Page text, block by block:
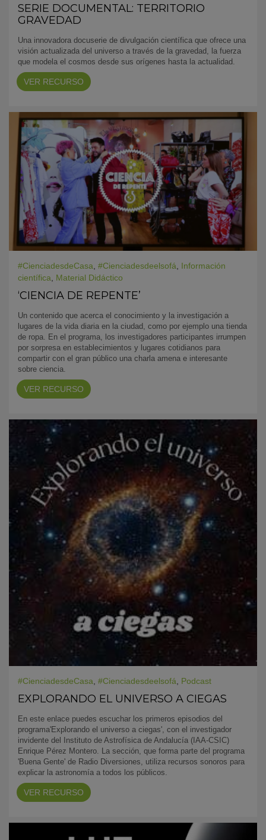
SERIE DOCUMENTAL: TERRITORIO
GRAVEDAD
Una innovadora docuserie de divulgación científica que ofrece una
visión actualizada del universo a través de la gravedad, la fuerza
que modela el cosmos desde sus orígenes hasta la actualidad.
VER RECURSO
#CienciadesdeCasa #Cienciadesdeelsofá
Información
científica
Material Didáctico
‘CIENCIA DE REPENTE’
Un contenido que acerca el conocimiento y la investigación a
lugares de la vida diaria en la ciudad, como por ejemplo una tienda
de ropa. En el programa, los investigadores participantes irrumpen
por sorpresa en establecimientos y lugares cotidianos para
compartir con el gran público una charla amena e interesante
sobre ciencia.
VER RECURSO
#CienciadesdeCasa, #Cienciadesdeelsofá, Podcast
EXPLORANDO EL UNIVERSO A CIEGAS
En este enlace puedes escuchar los primeros episodios del
programa'Explorando el universo a ciegas', con el investigador
invidente del Instituto de Astrofísica de Andalucía (IAA-CSIC)
Enrique Pérez Montero. La sección, que forma parte del programa
'Buena Gente' de Radio Diversiones, utiliza recursos sonoros para
explicar la astronomía a todos los públicos.
VER RECURSO